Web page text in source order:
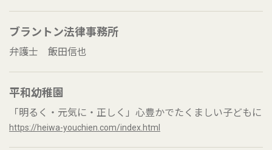
ブラントン法律事務所
弁護士 飯田信也
平和幼稚園
「明るく・元気に・正しく」心豊かでたくましい子どもに
https://heiwa-youchien.com/index.html